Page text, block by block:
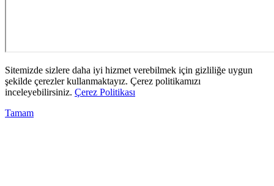
Sitemizde sizlere daha iyi hizmet verebilmek için gizliliğe uygun
şekilde çerezler kullanmaktayız. Çerez politikamızı
inceleyebilirsiniz. Çerez Politikası
Tamam